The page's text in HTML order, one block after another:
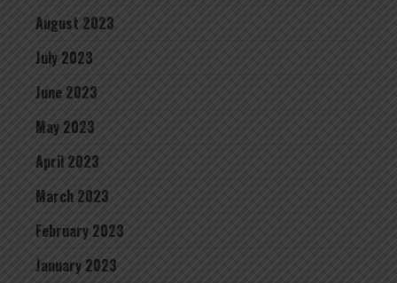
August 2023
July 2023
June 2023
May 2023
April 2023
March 2023
February 2023
January 2023